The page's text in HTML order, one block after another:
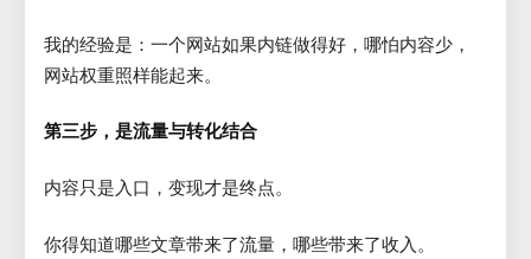
我的经验是：一个网站如果内链做得好，哪怕内容少，
网站权重照样能起来。
第三步，是流量与转化结合
内容只是入口，变现才是终点。
你得知道哪些文章带来了流量，哪些带来了收入。